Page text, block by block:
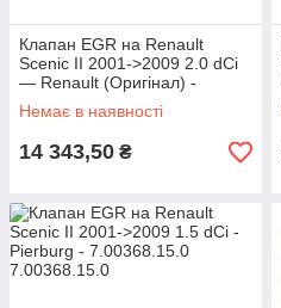
Клапан EGR на Renault
Scenic II 2001->2009 2.0 dCi
— Renault (Оригінал) -
8200797706
Немає в наявності
14 343,50 ₴